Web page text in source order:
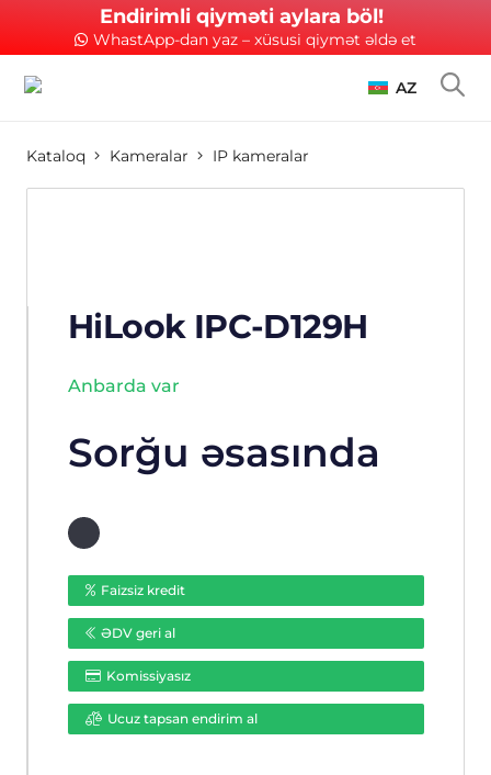
Endirimli qiyməti aylara böl!
WhastApp-dan yaz – xüsusi qiymət əldə et
AZ
Kataloq Kameralar IP kameralar
HiLook IPC-D129H
Anbarda var
Sorğu əsasında
Faizsiz kredit
ƏDV geri al
Komissiyasız
Ucuz tapsan endirim al